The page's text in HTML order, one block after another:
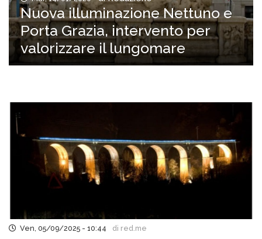
Nuova illuminazione Nettuno e
Porta Grazia, intervento per
valorizzare il lungomare
Ven, 05/09/2025 - 10:44 di red.me